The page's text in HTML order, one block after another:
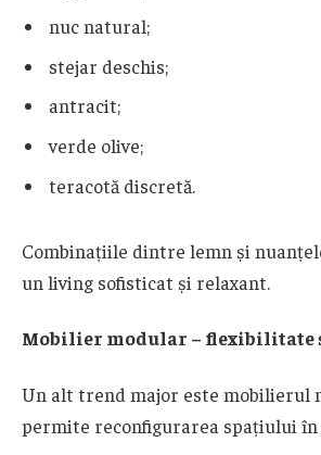
nuc natural;
stejar deschis;
antracit;
verde olive;
teracotă discretă.
Combinațiile dintre lemn și
un living sofisticat și relaxant.
Mobilier modular – flexibilitate
Un alt trend major este mobilierul
permite reconfigurarea spațiului în